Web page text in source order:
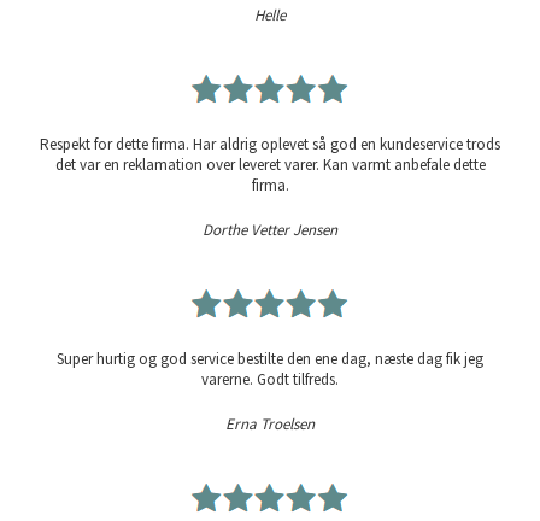
Helle
Respekt for dette firma. Har aldrig oplevet så god en kundeservice trods
det var en reklamation over leveret varer. Kan varmt anbefale dette
firma.
Dorthe Vetter Jensen
Super hurtig og god service bestilte den ene dag, næste dag fik jeg
varerne. Godt tilfreds.
Erna Troelsen